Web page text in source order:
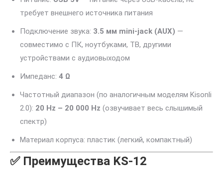
требует внешнего источника питания
Подключение звука: 3.5 мм mini-jack (AUX) —
совместимо с ПК, ноутбуками, ТВ, другими
устройствами с аудиовыходом
Импеданс: 4 Ω
Частотный диапазон (по аналогичным моделям Kisonli
2.0): 20 Hz – 20 000 Hz (озвучивает весь слышимый
спектр)
Материал корпуса: пластик (легкий, компактный)
✅ Преимущества KS-12